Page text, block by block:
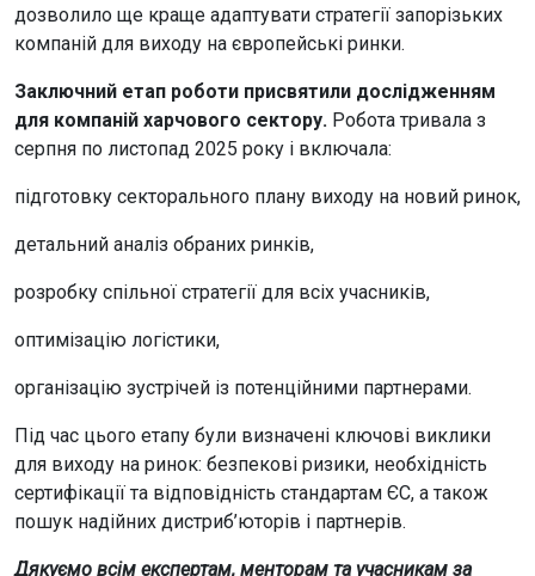
дозволило ще краще адаптувати стратегії запорізьких
компаній для виходу на європейські ринки.
Заключний етап роботи присвятили дослідженням
для компаній харчового сектору. Робота тривала з
серпня по листопад 2025 року і включала:
підготовку секторального плану виходу на новий ринок,
детальний аналіз обраних ринків,
розробку спільної стратегії для всіх учасників,
оптимізацію логістики,
організацію зустрічей із потенційними партнерами.
Під час цього етапу були визначені ключові виклики
для виходу на ринок: безпекові ризики, необхідність
сертифікації та відповідність стандартам ЄС, а також
пошук надійних дистриб’юторів і партнерів.
Дякуємо всім експертам, менторам та учасникам за